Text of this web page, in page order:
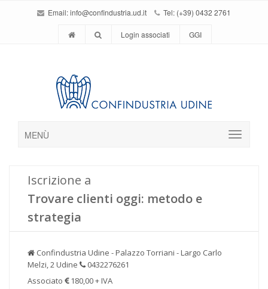
Email:info@confindustria.ud.it Tel: (+39) 0432 2761
Login associati GGI
MENÙ
Iscrizione a
Trovare clienti oggi: metodo e
strategia
Confindustria Udine - Palazzo Torriani - Largo Carlo
Melzi, 2 Udine
0432276261
Associato
180,00 + IVA